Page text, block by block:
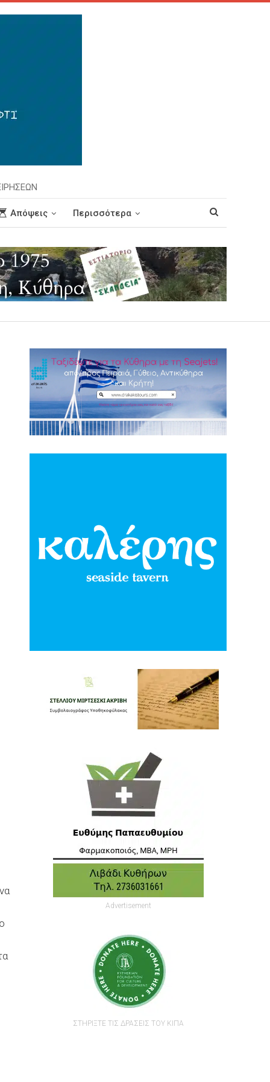
Απόψεις Περισσότερα
Advertisement
ΣΤΗΡΙΞΤΕ ΤΙΣ ΔΡΑΣΕΙΣ ΤΟΥ ΚΙΠΑ